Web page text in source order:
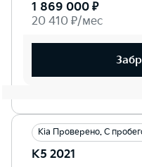
1 869 000 ₽
20 410 ₽/мес
Kia Проверено. С
K5 2021